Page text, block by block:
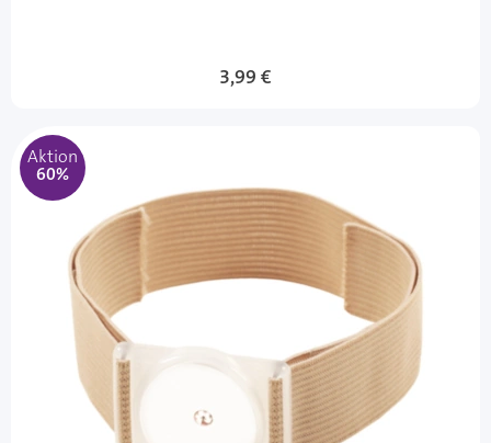
Sonderangebot
3,99 €
Aktion
60%